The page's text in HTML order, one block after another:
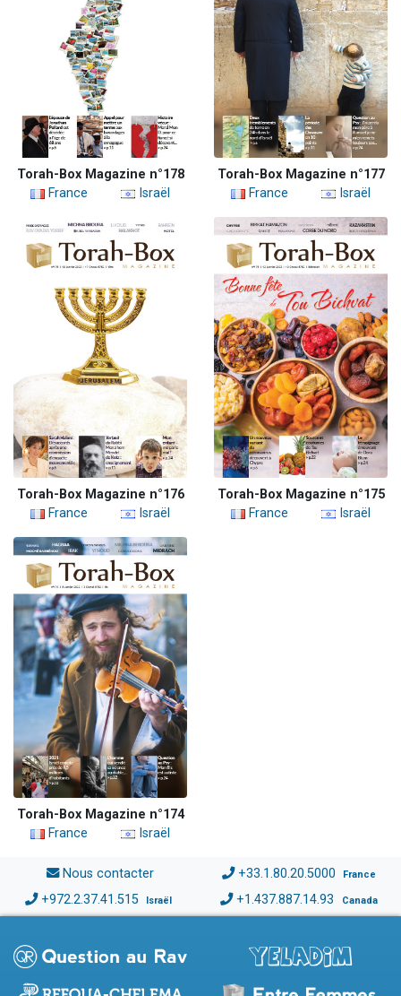
Torah-Box Magazine n°178
France
Israël
Torah-Box Magazine n°177
France
Israël
Torah-Box Magazine n°176
France
Israël
Torah-Box Magazine n°175
France
Israël
Torah-Box Magazine n°174
France
Israël
Nous contacter +33.1.80.20.5000 France
+972.2.37.41.515 Israël +1.437.887.14.93 Canada